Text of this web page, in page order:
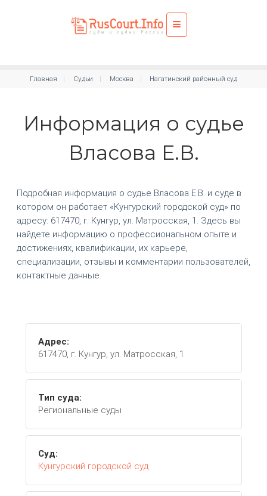
Главная Судьи Москва Нагатинский районный суд
Информация о судье
Власова Е.В.
Подробная информация о судье Власова Е.В. и суде в
котором он работает «Кунгурский городской суд» по
адресу: 617470, г. Кунгур, ул. Матросская, 1. Здесь вы
найдете информацию о профессиональном опыте и
достижениях, квалификации, их карьере,
специализации, отзывы и комментарии пользователей,
контактные данные.
Адрес:
617470, г. Кунгур, ул. Матросская, 1
Тип суда:
Региональные суды
Суд:
Кунгурский городской суд